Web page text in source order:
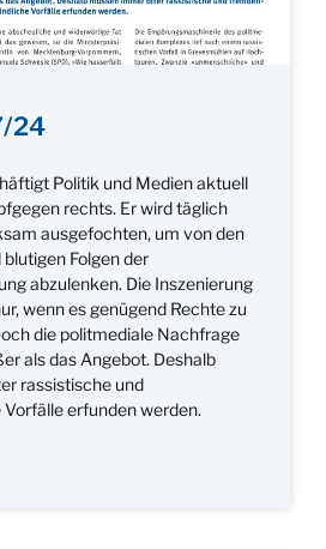
24
Politik und Medien aktuell
rechts. Er wird täglich
ausgefochten, um von den
Folgen der
abzulenken. Die Inszenierung
wenn es genügend Rechte zu
die politmediale Nachfrage
als das Angebot. Deshalb
rassistische und
erfunden werden.